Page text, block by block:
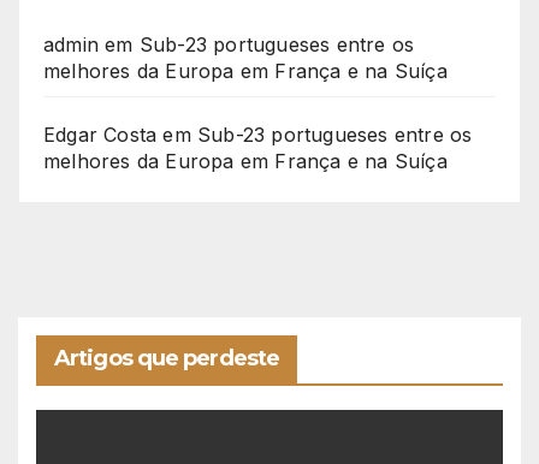
admin em Sub-23 portugueses entre os
melhores da Europa em França e na Suíça
Edgar Costa em Sub-23 portugueses entre os
melhores da Europa em França e na Suíça
Artigos que perdeste